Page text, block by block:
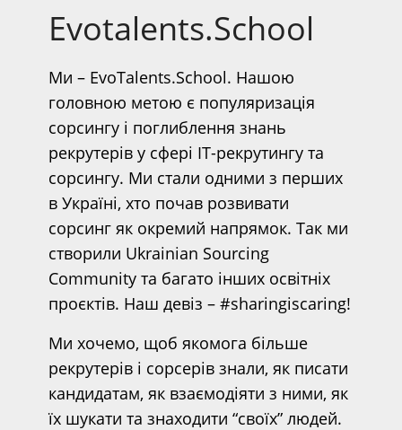
Evotalents.School
Ми – EvoTalents.School. Нашою
головною метою є популяризація
сорсингу і поглиблення знань
рекрутерів у сфері IT-рекрутингу та
сорсингу. Ми стали одними з перших
в Україні, хто почав розвивати
сорсинг як окремий напрямок. Так ми
створили Ukrainian Sourcing
Community та багато інших освітніх
проєктів. Наш девіз – #sharingiscaring!
Ми хочемо, щоб якомога більше
рекрутерів і сорсерів знали, як писати
кандидатам, як взаємодіяти з ними, як
їх шукати та знаходити “своїх” людей.